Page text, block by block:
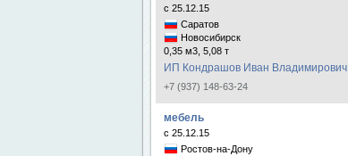
с 25.12.15
Саратов
Новосибирск
0,35 м3, 5,08 т
ИП Кондрашов Иван Владимирович
+7 (937) 148-63-24
мебель
с 25.12.15
Ростов-на-Дону